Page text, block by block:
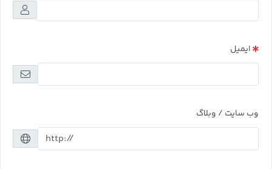
ایمیل
وب سایت / وبلاگ